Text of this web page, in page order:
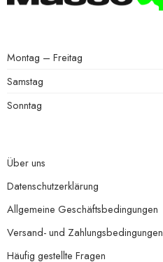
Montag – Freitag
Samstag
Sonntag
Über uns
Datenschutzerklärung
Allgemeine Geschäftsbedingungen
Versand- und Zahlungsbedingungen
Häufig gestellte Fragen